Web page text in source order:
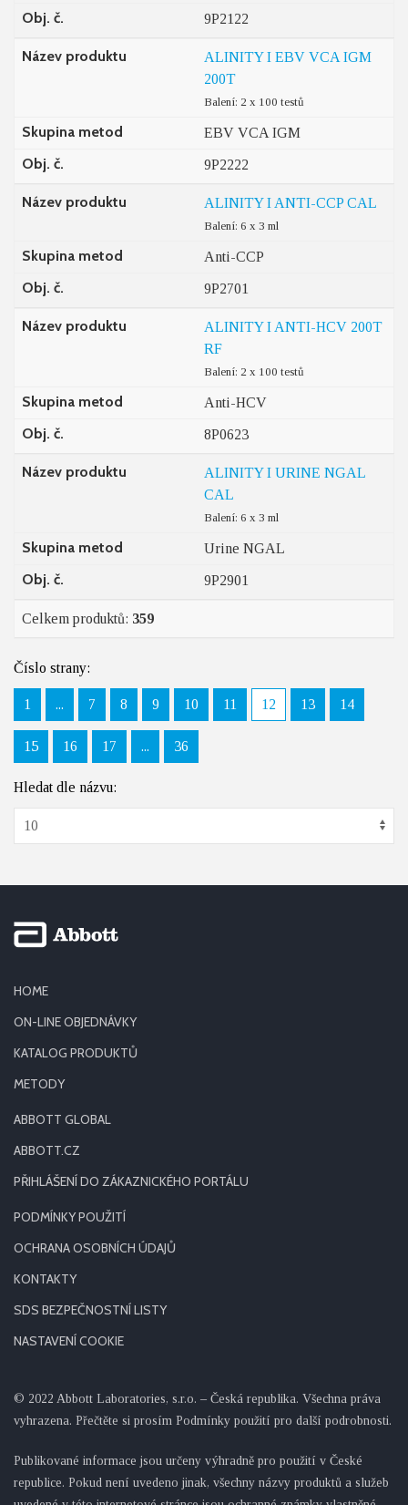
Obj. č. 9P2122
Název produktu
ALINITY I EBV VCA IGM
200T
Balení: 2 x 100 testů
Skupina metod EBV VCA IGM
Obj. č. 9P2222
Název produktu ALINITY I ANTI-CCP CAL
Balení: 6 x 3 ml
Skupina metod Anti-CCP
Obj. č. 9P2701
Název produktu
ALINITY I ANTI-HCV 200T
RF
Balení: 2 x 100 testů
Skupina metod Anti-HCV
Obj. č. 8P0623
Název produktu
ALINITY I URINE NGAL
CAL
Balení: 6 x 3 ml
Skupina metod Urine NGAL
Obj. č. 9P2901
Celkem produktů: 359
Číslo strany:
1 ... 7 8 9 10 11 12 13 14
15 16 17 ... 36
Hledat dle názvu:
HOME
ON-LINE OBJEDNÁVKY
KATALOG PRODUKTŮ
METODY
ABBOTT GLOBAL
ABBOTT.CZ
PŘIHLÁŠENÍ DO ZÁKAZNICKÉHO PORTÁLU
PODMÍNKY POUŽITÍ
OCHRANA OSOBNÍCH ÚDAJŮ
KONTAKTY
SDS BEZPEČNOSTNÍ LISTY
NASTAVENÍ COOKIE
© 2022 Abbott Laboratories, s.r.o. – Česká republika. Všechna práva
vyhrazena. Přečtěte si prosím Podmínky použití pro další podrobnosti.
Publikované informace jsou určeny výhradně pro použití v České
republice. Pokud není uvedeno jinak, všechny názvy produktů a služeb